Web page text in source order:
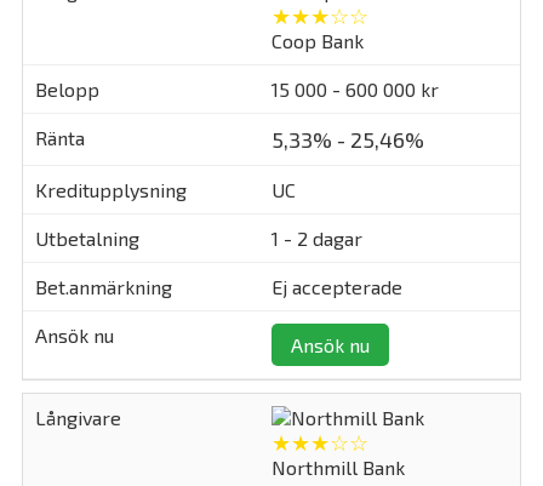
★★★☆☆
Coop Bank
15 000 - 600 000 kr
5,33% - 25,46%
UC
1 - 2 dagar
Ej accepterade
Ansök nu
★★★☆☆
Northmill Bank